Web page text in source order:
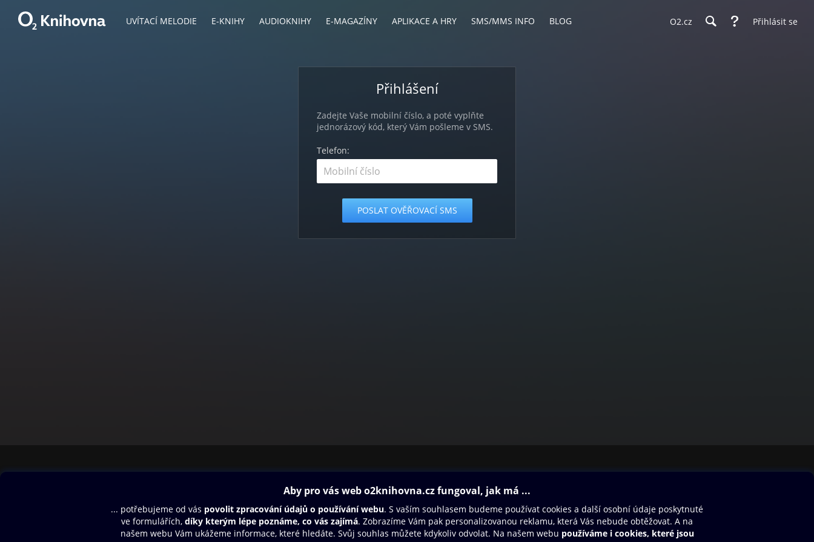
UVÍTACÍ MELODIE E-KNIHY AUDIOKNIHY E-MAGAZÍNY APLIKACE A HRY SMS/MMS INFO BLOG O2.cz Přihlásit se
Přihlášení
Zadejte Vaše mobilní číslo, a poté vyplňte
jednorázový kód, který Vám pošleme v SMS.
Telefon:
Aplikace a hry
SMS/MMS Info
Blog
Dárkový poukaz
Nápověda
Oneplay Originály
Sport